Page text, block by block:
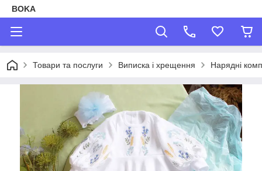
BOKA
Товари та послуги Виписка і хрещення Нарядні